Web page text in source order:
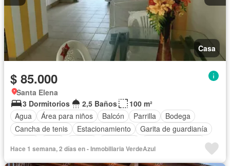
Casa
$ 85.000
Santa Elena
3 Dormitorios
2,5 Baños
100 m²
Agua
Área para niños Balcón Parrilla
Bodega
Cancha de tenis
Estacionamiento
Garita de guardianía
Sin amoblar
Hace 1 semana, 2 días en - Inmobiliaria VerdeAzul